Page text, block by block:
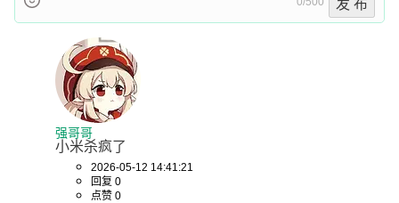
发 布
强哥哥
小米杀疯了
2026-05-12 14:41:21
回复 0
点赞 0